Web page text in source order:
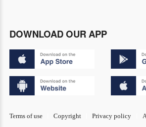
DOWNLOAD OUR APP
Terms of use Copyright Privacy policy